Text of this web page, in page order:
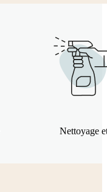
Nettoyage